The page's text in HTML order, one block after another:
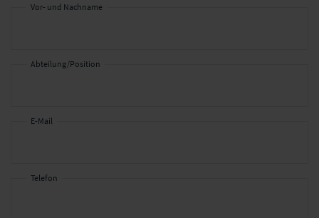
Vor- und Nachname
Abteilung/Position
E-Mail
Telefon